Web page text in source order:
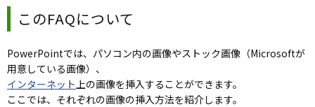
このFAQについて
PowerPointでは、パソコン内の画像やストック画像（Microsoftが
用意している画像）、
インターネット 上の画像を挿入することができます。
ここでは、それぞれの画像の挿入方法を紹介します。